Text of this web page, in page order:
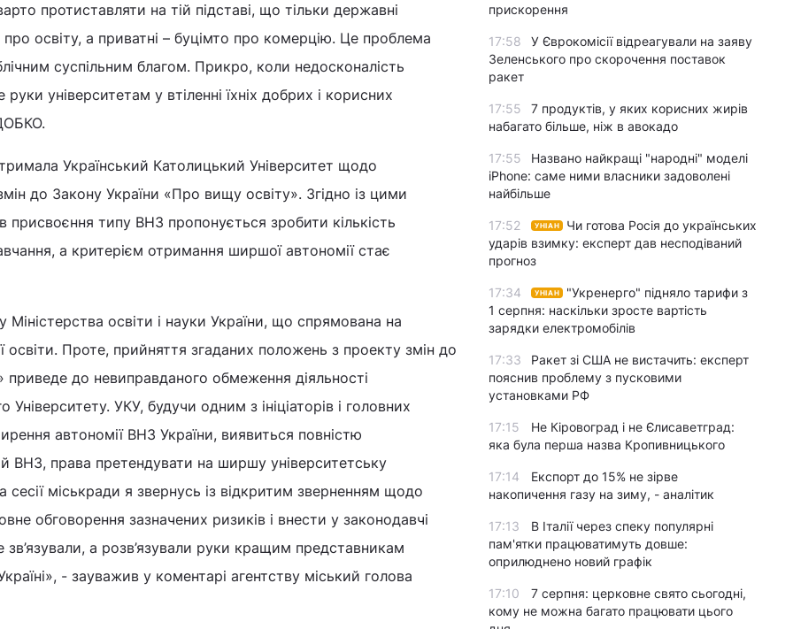
протиставляти на тій підставі, що тільки державні
освіту, а приватні – буцімто про комерцію. Це проблема
суспільним благом. Прикро, коли недосконалість
університетам у втіленні їхніх добрих і корисних
Український Католицький Університет щодо
до Закону України «Про вищу освіту». Згідно із цими
присвоєння типу ВНЗ пропонується зробити кількість
а критерієм отримання ширшої автономії стає
освіти і науки України, що спрямована на
освіти. Проте, прийняття згаданих положень з проекту змін до
до невиправданого обмеження діяльності
Університету. УКУ, будучи одним з ініціаторів і головних
автономії ВНЗ України, виявиться повністю
ВНЗ, права претендувати на ширшу університетську
міськради я звернусь із відкритим зверненням щодо
обговорення зазначених ризиків і внести у законодавчі
зв’язували, а розв’язували руки кращим представникам
- зауважив у коментарі агентству міський голова
прискорення
17:58
У Єврокомісії відреагували на заяву
Зеленського про скорочення поставок
ракет
17:55
7 продуктів, у яких корисних жирів
набагато більше, ніж в авокадо
17:55
Названо найкращі "народні" моделі
iPhone: саме ними власники задоволені
найбільше
17:52 УНІАН
Чи готова Росія до українських
ударів взимку: експерт дав несподіваний
прогноз
17:34 УНІАН
"Укренерго" підняло тарифи з
1 серпня: наскільки зросте вартість
зарядки електромобілів
17:33
Ракет зі США не вистачить: експерт
пояснив проблему з пусковими
установками РФ
17:15
Не Кіровоград і не Єлисаветград:
яка була перша назва Кропивницького
17:14
Експорт до 15% не зірве
накопичення газу на зиму, - аналітик
17:13
В Італії через спеку популярні
пам'ятки працюватимуть довше:
оприлюднено новий графік
17:10
7 серпня: церковне свято сьогодні,
кому не можна багато працювати цього